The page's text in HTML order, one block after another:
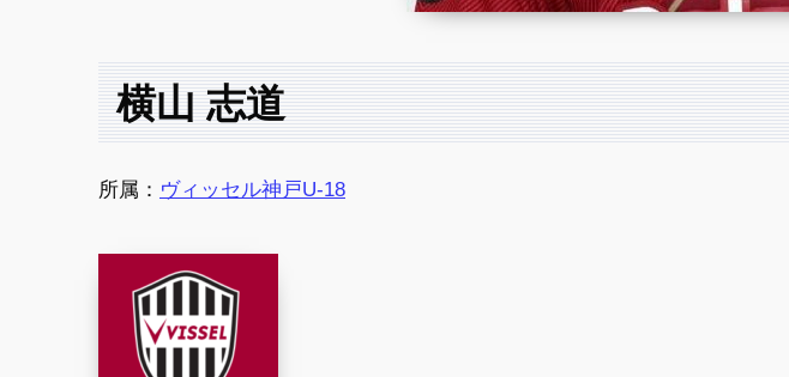
横山 志道
所属： ヴィッセル神戸U-18